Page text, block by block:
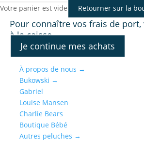
Votre panier est vide Retourner sur la
Pour connaître vos frais de port,
à la caisse.
Je continue mes achats
À propos de nous →
Bukowski →
Gabriel
Louise Mansen
Charlie Bears
Boutique Bébé
Autres peluches →